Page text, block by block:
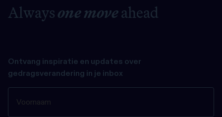
Alwaysone moveahead
Ontvang inspiratie en updates over
gedragsverandering in je inbox